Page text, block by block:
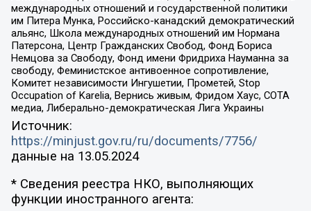
международных отношений и государственной политики
им Питера Мунка, Российско-канадский демократический
альянс, Школа международных отношений им Нормана
Патерсона, Центр Гражданских Свобод, Фонд Бориса
Немцова за Свободу, Фонд имени Фридриха Науманна за
свободу, Феминистское антивоенное сопротивление,
Комитет независимости Ингушетии, Прометей, Stop
Occupation of Karelia, Вернись живым, Фридом Хаус, СОТА
медиа, Либерально-демократическая Лига Украины
Источник:
https://minjust.gov.ru/ru/documents/7756/
данные на 13.05.2024
* Сведения реестра НКО, выполняющих
функции иностранного агента: